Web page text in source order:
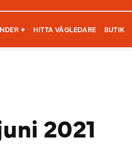
HITTA VÄGLEDARE BUTIK
Sök efter:
2021